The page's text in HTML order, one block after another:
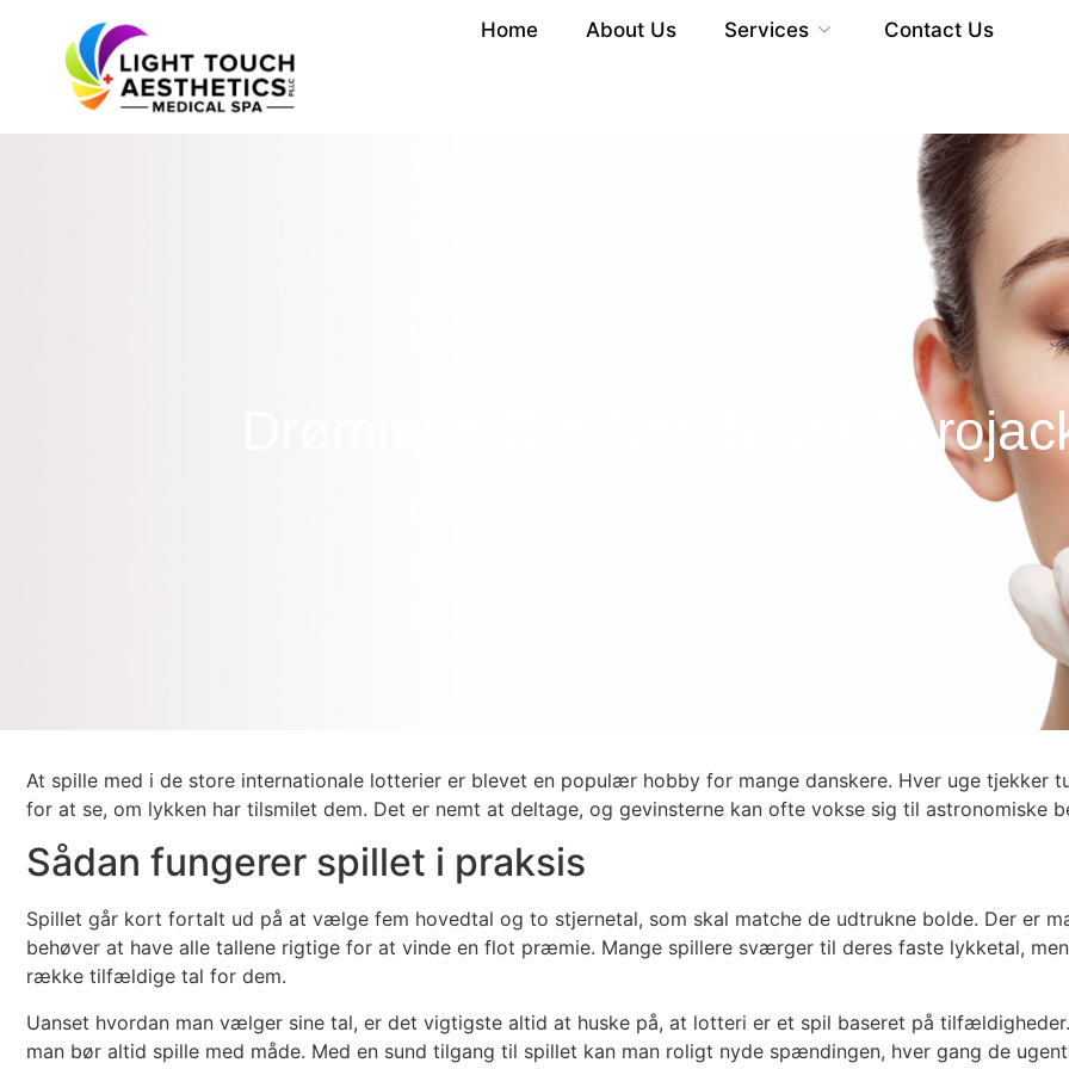
Home About Us Services Contact Us
Drømmen Om Den Store
At spille med i de store internationale lotterier er blevet en populær hobby for mange danskere. Hver uge tjekker
for at se, om lykken har tilsmilet dem. Det er nemt at deltage, og gevinsterne kan ofte vokse sig til
Sådan fungerer spillet i praksis
Spillet går kort fortalt ud på at vælge fem hovedtal og to stjernetal, som skal matche de udtrukne bolde. Der er
behøver at have alle tallene rigtige for at vinde en flot præmie. Mange spillere sværger til deres faste lykketal,
række tilfældige tal for dem.
Uanset hvordan man vælger sine tal, er det vigtigste altid at huske på, at lotteri er et spil baseret på
man bør altid spille med måde. Med en sund tilgang til spillet kan man roligt nyde spændingen, hver gang de